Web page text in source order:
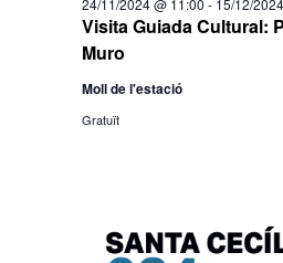
Visita Guiada Cultural:
Muro
Moll de l'estació
Gratuït